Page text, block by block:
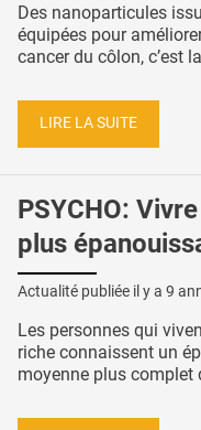
Des nanoparticules
équipées pour
cancer du côlon, c’est
LIRE LA SUITE
PSYCHO:
plus
Actualité publiée il y a 9
Les personnes qui
riche connaissent un
moyenne plus complet